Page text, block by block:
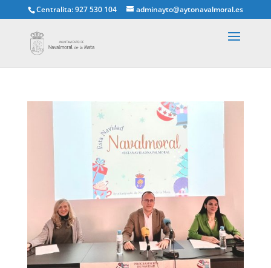
Centralita: 927 530 104 adminayto@aytonavalmoral.es